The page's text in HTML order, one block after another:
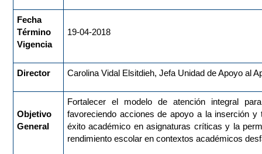
Fecha
Término
Vigencia
19-04-2018
Director Carolina Vidal Elsitdieh, Jefa Unidad de Apoyo al
Objetivo
General
Fortalecer el modelo de atención integral
favoreciendo acciones de apoyo a la inserción y
éxito académico en asignaturas críticas y la
rendimiento escolar en contextos académicos